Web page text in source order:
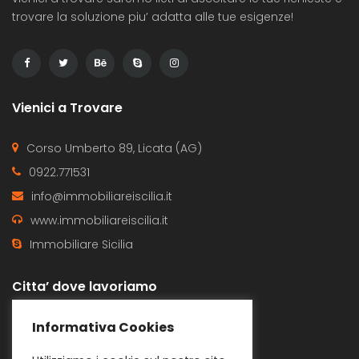
trovare la soluzione piu’ adatta alle tue esigenze!
Vienici a Trovare
Corso Umberto 89, Licata (AG)
0922.771531
info@immobiliareiscilia.it
www.immobiliareiscilia.it
Immobiliare Sicilia
Citta’ dove lavoriamo
Butera
Informativa Cookies